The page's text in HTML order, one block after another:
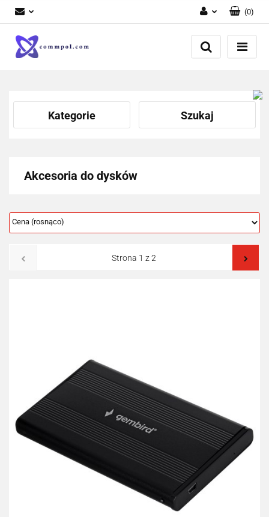
Zaloguj się
Zarejestruj się
(0)
Kategorie Szukaj
Akcesoria do dysków